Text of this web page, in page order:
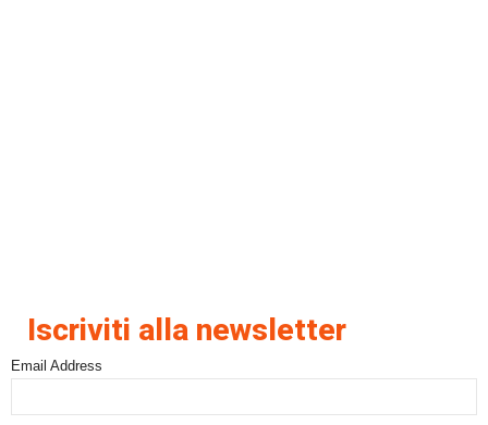
Iscriviti alla newsletter
Email Address